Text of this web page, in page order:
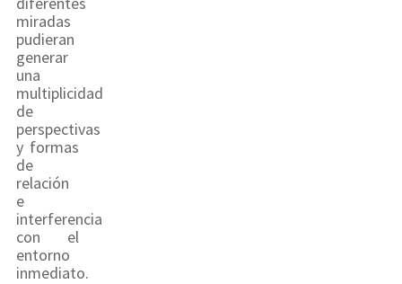
miradas
pudieran
generar
una
multiplicidad
de
perspectivas
y formas
de
relación
e
interferencia
con el
entorno
inmediato.